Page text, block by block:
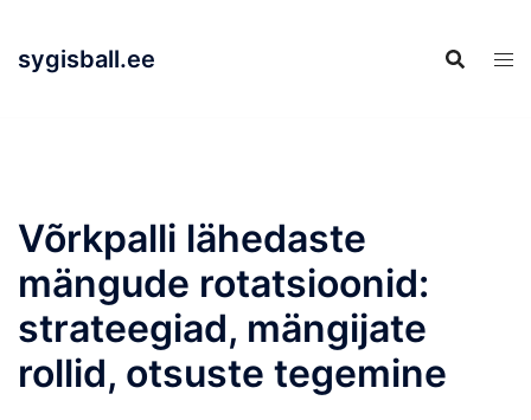
content
sygisball.ee
Võrkpalli lähedaste
mängude rotatsioonid:
strateegiad, mängijate
rollid, otsuste tegemine